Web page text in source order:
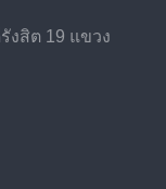
งสิต 19 แขวง